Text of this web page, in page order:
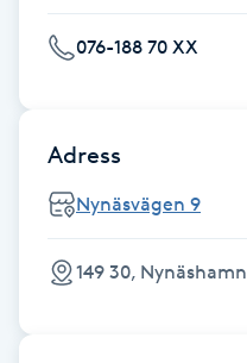
Fransrengöring
Friskvård
Friskvårdsmassage
Frisör
Funktionsanalys
076-188 70 XX
Adress
Nynäsvägen 9
149 30, Nynäshamn